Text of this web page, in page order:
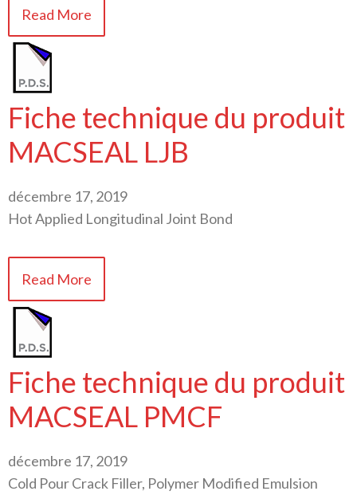
Read More
Fiche technique du produit
MACSEAL LJB
décembre 17, 2019
Hot Applied Longitudinal Joint Bond
Read More
Fiche technique du produit
MACSEAL PMCF
décembre 17, 2019
Cold Pour Crack Filler, Polymer Modified Emulsion